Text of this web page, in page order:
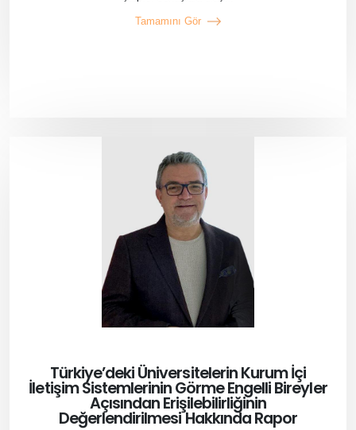
Tamamını Gör
Türkiye’deki Üniversitelerin Kurum İçi
İletişim Sistemlerinin Görme Engelli Bireyler
Açısından Erişilebilirliğinin
Değerlendirilmesi Hakkında Rapor